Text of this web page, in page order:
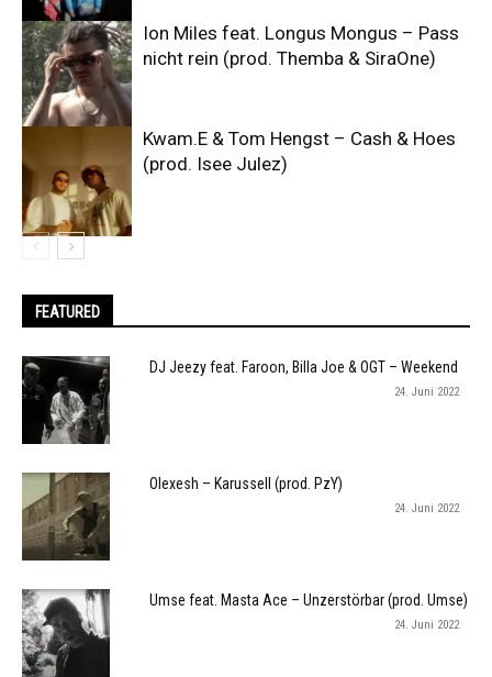
Ion Miles feat. Longus Mongus – Pass
nicht rein (prod. Themba & SiraOne)
Kwam.E & Tom Hengst – Cash & Hoes
(prod. Isee Julez)
FEATURED
DJ Jeezy feat. Faroon, Billa Joe & OGT – Weekend
24. Juni 2022
Olexesh – Karussell (prod. PzY)
24. Juni 2022
Umse feat. Masta Ace – Unzerstörbar (prod. Umse)
24. Juni 2022